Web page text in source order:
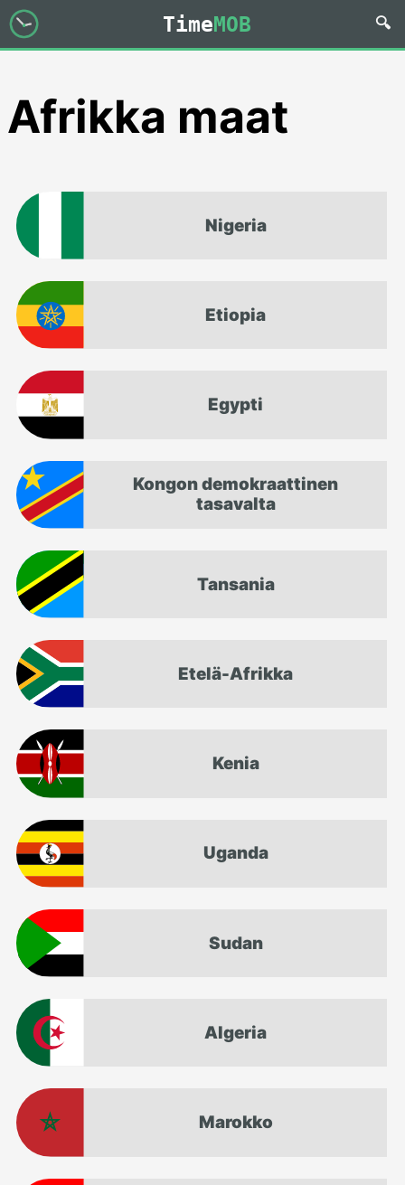
TimeMOB
Afrikka maat
Nigeria
Etiopia
Egypti
Kongon demokraattinen
tasavalta
Tansania
Etelä-Afrikka
Kenia
Uganda
Sudan
Algeria
Marokko